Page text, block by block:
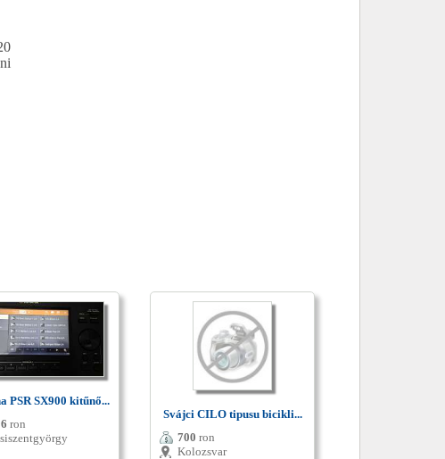
PSR SX900 kitűnő...
ron
Svájci CILO tipusu bicikli...
700 ron
Kolozsvar